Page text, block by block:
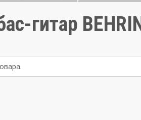
гитар